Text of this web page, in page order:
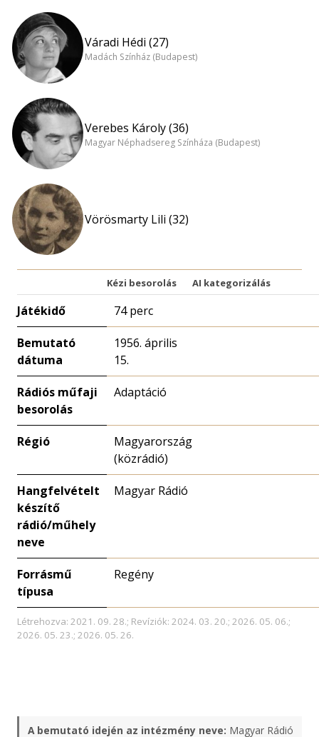
Váradi Hédi (27)
Madách Színház (Budapest)
Verebes Károly (36)
Magyar Néphadsereg Színháza (Budapest)
Vörösmarty Lili (32)
Kézi besorolás AI kategorizálás
Játékidő 74 perc
Bemutató
dátuma
1956. április
15.
Rádiós műfaji
besorolás
Adaptáció
Régió
Magyarország
(közrádió)
Hangfelvételt
készítő
rádió/műhely
neve
Magyar Rádió
Forrásmű
típusa
Regény
Létrehozva: 2021. 09. 28.; Revíziók: 2024. 03. 20.; 2026. 05. 06.;
2026. 05. 23.; 2026. 05. 26.
A bemutató idején az intézmény neve: Magyar Rádió